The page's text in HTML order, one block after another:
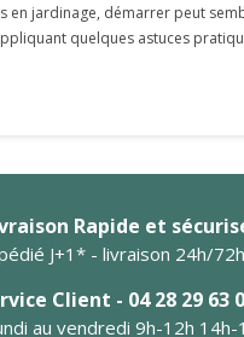
en jardinage, démarrer peut
quelques astuces
Rapide et
J+1* - livraison 24h/
Client - 04 28 29 63
au vendredi 9h-12h 14h-